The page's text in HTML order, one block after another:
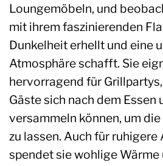
Loungemöbeln, und
mit ihrem faszinierenden
Dunkelheit erhellt und eine
Atmosphäre schafft. Sie
hervorragend für
Gäste sich nach dem Essen
versammeln können, um
zu lassen. Auch für ruhigere
spendet sie wohlige